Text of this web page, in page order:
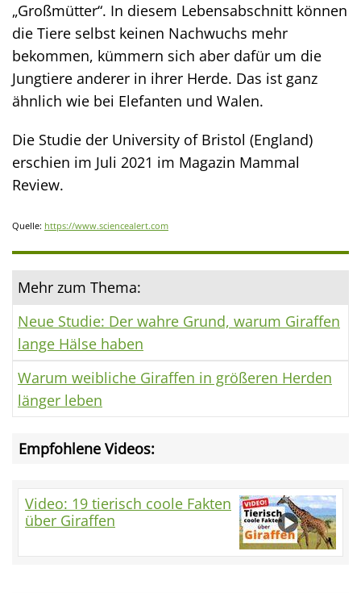
„Großmütter“. In diesem Lebensabschnitt können
die Tiere selbst keinen Nachwuchs mehr
bekommen, kümmern sich aber dafür um die
Jungtiere anderer in ihrer Herde. Das ist ganz
ähnlich wie bei Elefanten und Walen.
Die Studie der University of Bristol (England)
erschien im Juli 2021 im Magazin Mammal
Review.
Quelle: https://www.sciencealert.com
Mehr zum Thema:
Neue Studie: Der wahre Grund, warum Giraffen
lange Hälse haben
Warum weibliche Giraffen in größeren Herden
länger leben
Empfohlene Videos:
Video: 19 tierisch coole Fakten
über Giraffen